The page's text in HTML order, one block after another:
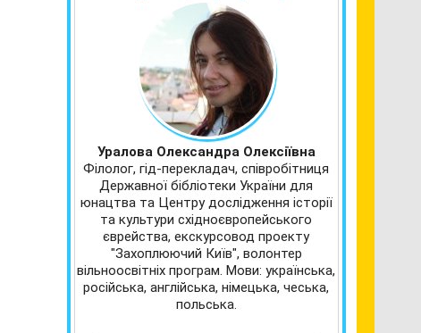
Уралова Олександра Олексіївна
Філолог, гід-перекладач, співробітниця
Державної бібліотеки України для
юнацтва та Центру дослідження історії
та культури східноєвропейського
єврейства, екскурсовод проекту
"Захоплюючий Київ", волонтер
вільноосвітніх програм. Мови: українська,
російська, англійська, німецька, чеська,
польська.